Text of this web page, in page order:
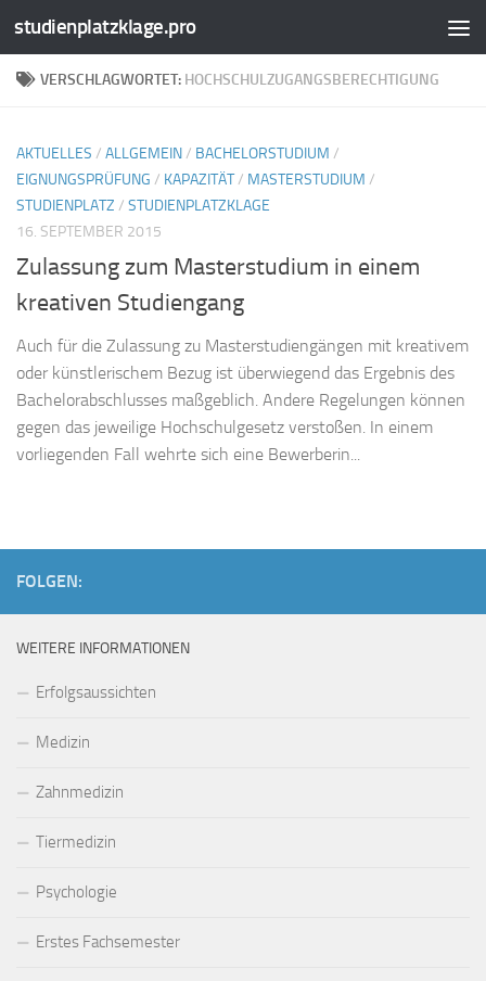
Zum Inhalt springen
studienplatzklage.pro
VERSCHLAGWORTET: HOCHSCHULZUGANGSBERECHTIGUNG
AKTUELLES / ALLGEMEIN/ BACHELORSTUDIUM /
EIGNUNGSPRÜFUNG / KAPAZITÄT/ MASTERSTUDIUM /
STUDIENPLATZ / STUDIENPLATZKLAGE
16. SEPTEMBER 2015
Zulassung zum Masterstudium in einem
kreativen Studiengang
Auch für die Zulassung zu Masterstudiengängen mit kreativem
oder künstlerischem Bezug ist überwiegend das Ergebnis des
Bachelorabschlusses maßgeblich. Andere Regelungen können
gegen das jeweilige Hochschulgesetz verstoßen. In einem
vorliegenden Fall wehrte sich eine Bewerberin...
FOLGEN:
WEITERE INFORMATIONEN
Erfolgsaussichten
Medizin
Zahnmedizin
Tiermedizin
Psychologie
Erstes Fachsemester